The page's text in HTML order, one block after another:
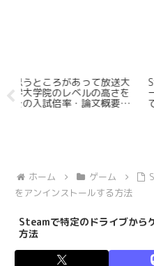
ているゲ
ぜここま
か？
「Dark Deity 2」の
化予定に見る日本
よるSRPG開拓の先
ホーム ゲーム
をアンインストールする方法
Steamで特定のドライブから
方法